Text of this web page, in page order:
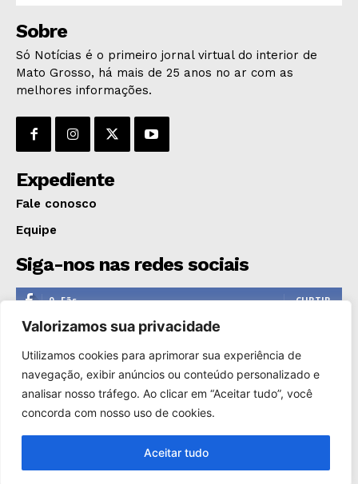
POLÍCIA
ESPORTES
ECONOMIA
GERAL
SAÚDE
AGRONOTÍCIAS
ÚLTIMAS NOTÍCIAS
Valorizamos sua privacidade
Utilizamos cookies para aprimorar sua experiência de
navegação, exibir anúncios ou conteúdo personalizado e
analisar nosso tráfego. Ao clicar em “Aceitar tudo”, você
concorda com nosso uso de cookies.
Aceitar tudo
Sobre
Só Notícias é o primeiro jornal virtual do interior de
Mato Grosso, há mais de 25 anos no ar com as
melhores informações.
Expediente
Fale conosco
Equipe
Siga-nos nas redes sociais
0 Fãs CURTIR
0 Seguidores
0 Inscritos INSCREVER
Copyright © 2000-2025. Reprodução proibida sem a autorização
de Só Notícias.